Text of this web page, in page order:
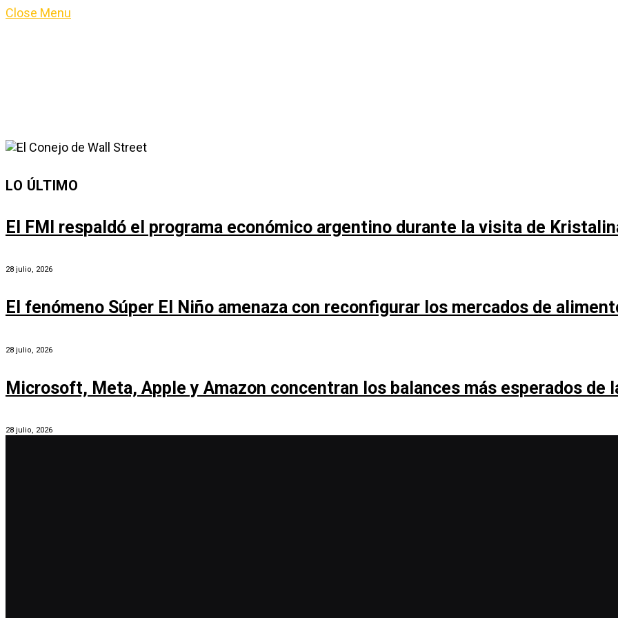
Close Menu
LO ÚLTIMO
El FMI respaldó el programa económico argentino durante la visita de
28 julio, 2026
El fenómeno Súper El Niño amenaza con reconfigurar los mercados de
28 julio, 2026
Microsoft, Meta, Apple y Amazon concentran los balances más esperados de
28 julio, 2026